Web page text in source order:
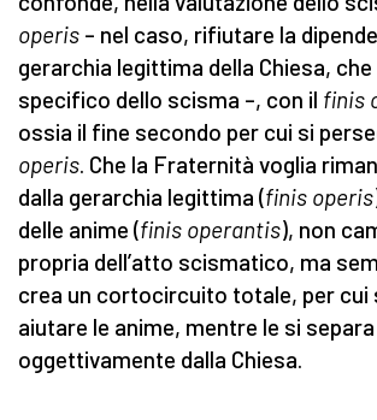
operis – nel caso, rifiutare la
gerarchia legittima della Chiesa, che
specifico dello scisma –, con il finis
ossia il fine secondo per cui si
operis. Che la Fraternità voglia
dalla gerarchia legittima (finis operis
delle anime (finis operantis), non
propria dell’atto scismatico, ma
crea un cortocircuito totale, per cui
aiutare le anime, mentre le si separa
oggettivamente dalla Chiesa.